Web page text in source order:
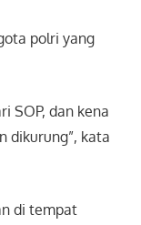
polri yang
SOP, dan kena
dikurung”, kata
di tempat